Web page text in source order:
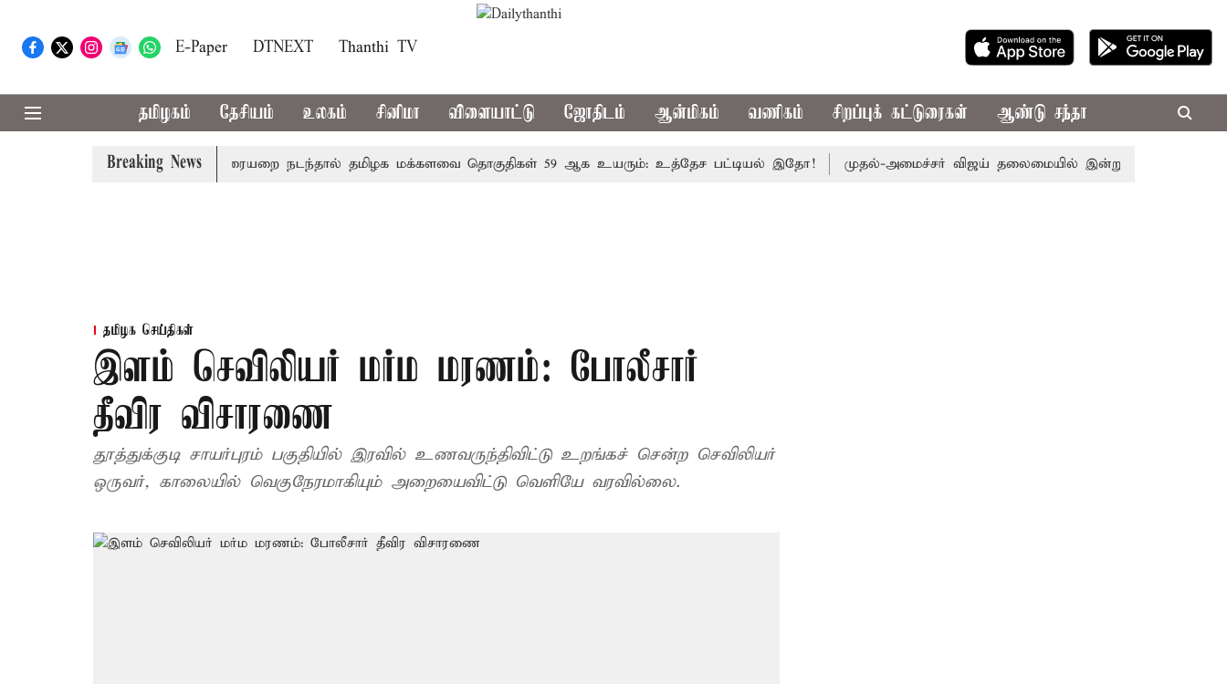
E-Paper DTNEXT Thanthi TV
தமிழகம் தேசியம் உலகம் சினிமா விளையாட்டு ஜோதிடம் ஆன்மிகம் வணிகம் சிறப்புக் கட்டுரைகள் ஆண்டு சந்தா
Breaking News
தொகுதி மறுவரையறை நடந்தால் தமிழக மக்களவை தொகுதிகள் 59 ஆக உயரும்: உத்தேச பட்டியல் இதோ! முதல்-அமைச்சர் விஜய் தலைமையில் இன்று எம்.பி.க்கள் கூட்டம்:
தமிழக செய்திகள்
இளம் செவிலியர் மர்ம மரணம்: போலீசார்
தீவிர விசாரணை
தூத்துக்குடி சாயர்புரம் பகுதியில் இரவில் உணவருந்திவிட்டு உறங்கச் சென்ற செவிலியர்
ஒருவர், காலையில் வெகுநேரமாகியும் அறையைவிட்டு வெளியே வரவில்லை.